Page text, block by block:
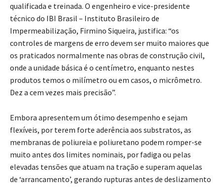
qualificada e treinada. O engenheiro e vice-presidente
técnico do IBI Brasil – Instituto Brasileiro de
Impermeabilização, Firmino Siqueira, justifica: “os
controles de margens de erro devem ser muito maiores que
os praticados normalmente nas obras de construção civil,
onde a unidade básica é o centímetro, enquanto nestes
produtos temos o milímetro ou em casos, o micrômetro.
Dez a cem vezes mais precisão”.
Embora apresentem um ótimo desempenho e sejam
flexíveis, por terem forte aderência aos substratos, as
membranas de poliureia e poliuretano podem romper-se
muito antes dos limites nominais, por fadiga ou pelas
elevadas tensões que atuam na tração e superam aquelas
de ‘arrancamento’, gerando rupturas antes de deslizamento